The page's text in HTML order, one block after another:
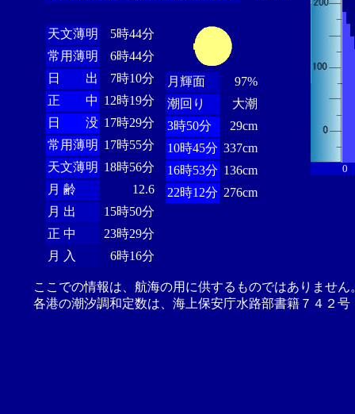
天文薄明
5時44分
常用薄明
6時44分
日 出
7時10分
正 中 12時19分
日 没 17時29分
常用薄明 17時55分
天文薄明 18時56分
月 齢
12.6
月 出
15時50分
正 中
23時29分
月 入
6時16分
月輝面
97%
潮回り
大潮
3時50分
29cm
10時45分 337cm
16時53分 136cm
22時12分 276cm
0
ここでの情報は、航海の用に供するものではありませ
各港の潮汐調和定数は、海上保安庁水路部書籍７４２